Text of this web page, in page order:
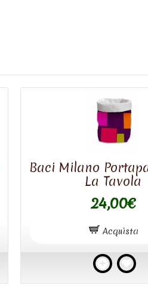
Baci Milano
La Tavola
24,00€
Acquista